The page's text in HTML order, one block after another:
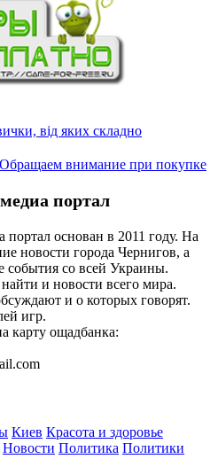
від яких складно
внимание при покупке
портал
основан в 2011 году. На
новости города Чернигов, а
события со всей Украины.
и новости всего мира.
и о которых говорят.
игр.
карту ощадбанка:
Киев Красота и здоровье
Новости Политика Политики